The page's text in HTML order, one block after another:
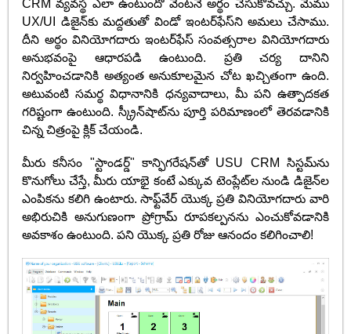
CRM వ్యవస్థ ఎలా ఉంటుందో వెంటనే అర్థం చేసుకోవచ్చు. మేము
UX/UI డిజైన్‌కు మద్దతుతో విండో ఇంటర్‌ఫేస్‌ని అమలు చేసాము.
దీని అర్థం వినియోగదారు ఇంటర్‌ఫేస్ సంవత్సరాల వినియోగదారు
అనుభవంపై ఆధారపడి ఉంటుంది. ప్రతి చర్య దానిని
నిర్వహించడానికి అత్యంత అనుకూలమైన చోట ఖచ్చితంగా ఉంది.
అటువంటి సమర్థ విధానానికి ధన్యవాదాలు, మీ పని ఉత్పాదకత
గరిష్టంగా ఉంటుంది. స్క్రీన్‌షాట్‌ను పూర్తి పరిమాణంలో తెరవడానికి
చిన్న చిత్రంపై క్లిక్ చేయండి.
మీరు కనీసం "స్టాండర్డ్" కాన్ఫిగరేషన్‌తో USU CRM సిస్టమ్‌ను
కొనుగోలు చేస్తే, మీరు యాభై కంటే ఎక్కువ టెంప్లేట్‌ల నుండి డిజైన్‌ల
ఎంపికను కలిగి ఉంటారు. సాఫ్ట్‌వేర్ యొక్క ప్రతి వినియోగదారు వారి
అభిరుచికి అనుగుణంగా ప్రోగ్రామ్ రూపకల్పనను ఎంచుకోవడానికి
అవకాశం ఉంటుంది. పని యొక్క ప్రతి రోజు ఆనందం కలిగించాలి!